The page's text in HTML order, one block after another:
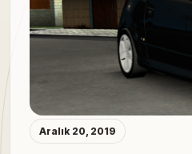
Aralık 20, 2019